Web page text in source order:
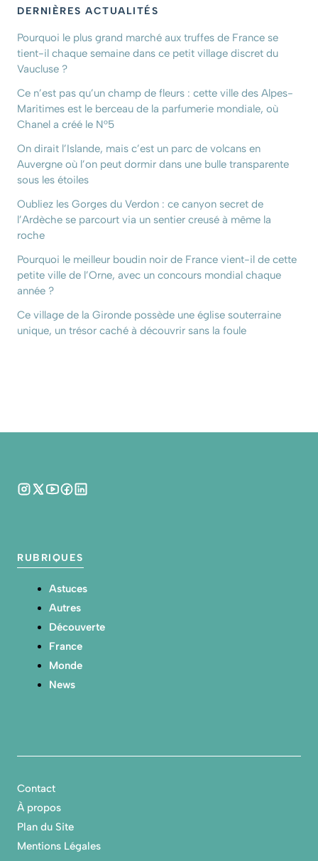
DERNIÈRES ACTUALITÉS
Pourquoi le plus grand marché aux truffes de France se
tient-il chaque semaine dans ce petit village discret du
Vaucluse ?
Ce n’est pas qu’un champ de fleurs : cette ville des Alpes-
Maritimes est le berceau de la parfumerie mondiale, où
Chanel a créé le N°5
On dirait l’Islande, mais c’est un parc de volcans en
Auvergne où l’on peut dormir dans une bulle transparente
sous les étoiles
Oubliez les Gorges du Verdon : ce canyon secret de
l’Ardèche se parcourt via un sentier creusé à même la
roche
Pourquoi le meilleur boudin noir de France vient-il de cette
petite ville de l’Orne, avec un concours mondial chaque
année ?
Ce village de la Gironde possède une église souterraine
unique, un trésor caché à découvrir sans la foule
RUBRIQUES
Astuces
Autres
Découverte
France
Monde
News
Contact
À propos
Plan du Site
Mentions Légales